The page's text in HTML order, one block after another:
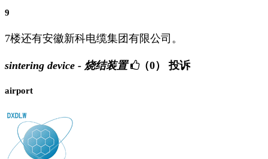
9
7楼还有安徽新科电缆集团有限公司。
sintering device - 烧结装置 （0） 投诉
airport